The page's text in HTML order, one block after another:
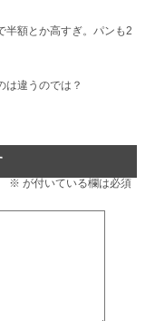
半額とか高すぎ。パンも2
は違うのでは？
※ が付いている欄は必須